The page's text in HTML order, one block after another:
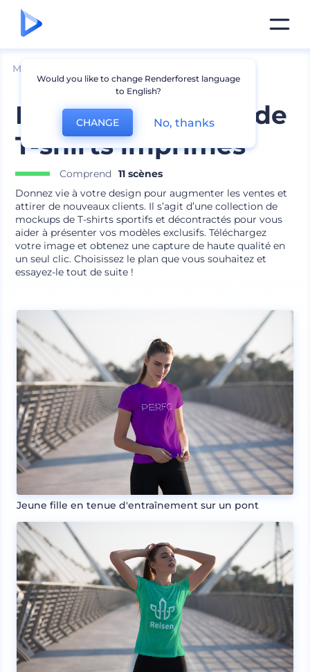
Mockups
Pack de mockups de
T-shirts imprimés
Comprend
11 scènes
Donnez vie à votre design pour augmenter les ventes et
attirer de nouveaux clients. Il s’agit d’une collection de
mockups de T-shirts sportifs et décontractés pour vous
aider à présenter vos modèles exclusifs. Téléchargez
votre image et obtenez une capture de haute qualité en
un seul clic. Choisissez le plan que vous souhaitez et
essayez-le tout de suite !
Jeune fille en tenue d'entraînement sur un pont
Would you like to change Renderforest language
to English?
CHANGE No, thanks